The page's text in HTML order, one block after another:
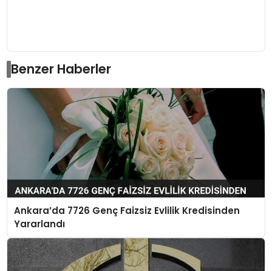
Benzer Haberler
Ankara’da 7726 Genç Faizsiz Evlilik Kredisinden
Yararlandı